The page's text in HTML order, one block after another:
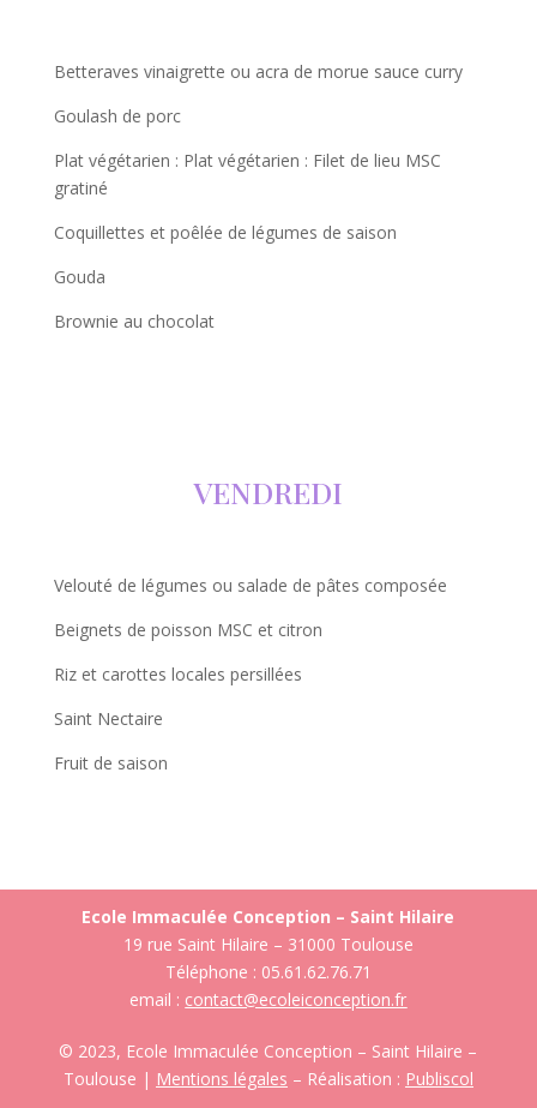
Betteraves vinaigrette ou acra de morue sauce curry
Goulash de porc
Plat végétarien : Plat végétarien : Filet de lieu MSC
gratiné
Coquillettes et poêlée de légumes de saison
Gouda
Brownie au chocolat
VENDREDI
Velouté de légumes ou salade de pâtes composée
Beignets de poisson MSC et citron
Riz et carottes locales persillées
Saint Nectaire
Fruit de saison
Ecole Immaculée Conception – Saint Hilaire
19 rue Saint Hilaire – 31000 Toulouse
Téléphone : 05.61.62.76.71
email : contact@ecoleiconception.fr
© 2023, Ecole Immaculée Conception – Saint Hilaire –
Toulouse | Mentions légales – Réalisation : Publiscol